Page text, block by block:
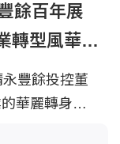
餘百年展
轉型風華 |